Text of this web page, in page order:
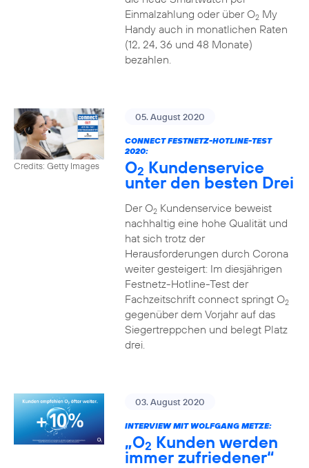
Einmalzahlung oder über O2My
Handy auch in monatlichen Raten
(12, 24, 36 und 48 Monate)
bezahlen.
Credits: Getty Images
05. August 2020
CONNECT FESTNETZ-HOTLINE-TEST
2020:
O2 Kundenservice
unter den besten Drei
Der O2Kundenservice beweist
nachhaltig eine hohe Qualität und
hat sich trotz der
Herausforderungen durch Corona
weiter gesteigert: Im diesjährigen
Festnetz-Hotline-Test der
Fachzeitschrift connect springt O2
gegenüber dem Vorjahr auf das
Siegertreppchen und belegt Platz
drei.
03. August 2020
INTERVIEW MIT WOLFGANG METZE:
„O2 Kunden werden
immer zufriedener“